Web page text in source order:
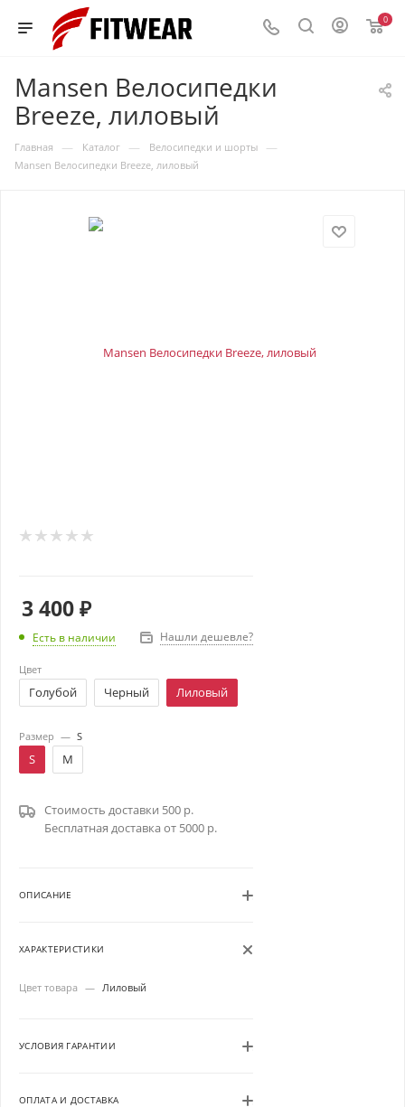
0
Mansen Велосипедки
Breeze, лиловый
Главная — Каталог — Велосипедки и шорты —
Mansen Велосипедки Breeze, лиловый
3 400₽
Есть в наличии Нашли дешевле?
Цвет
Голубой Черный Лиловый
Размер — S
S M
Стоимость доставки 500 р.
Бесплатная доставка от 5000 р.
ОПИСАНИЕ
ХАРАКТЕРИСТИКИ
Цвет товара — Лиловый
УСЛОВИЯ ГАРАНТИИ
ОПЛАТА И ДОСТАВКА